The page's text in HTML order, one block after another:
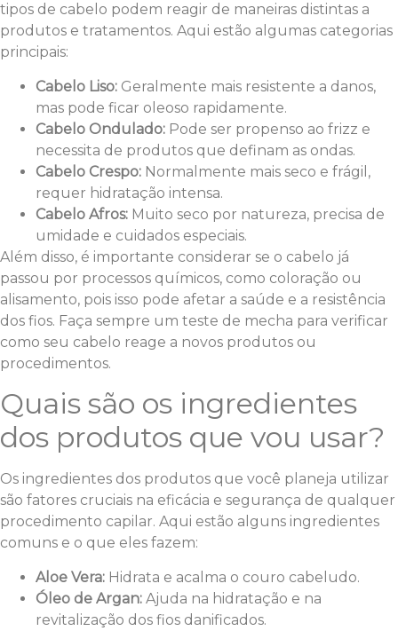
tipos de cabelo podem reagir de maneiras distintas a
produtos e tratamentos. Aqui estão algumas categorias
principais:
Cabelo Liso: Geralmente mais resistente a danos,
mas pode ficar oleoso rapidamente.
Cabelo Ondulado: Pode ser propenso ao frizz e
necessita de produtos que definam as ondas.
Cabelo Crespo: Normalmente mais seco e frágil,
requer hidratação intensa.
Cabelo Afros: Muito seco por natureza, precisa de
umidade e cuidados especiais.
Além disso, é importante considerar se o cabelo já
passou por processos químicos, como coloração ou
alisamento, pois isso pode afetar a saúde e a resistência
dos fios. Faça sempre um teste de mecha para verificar
como seu cabelo reage a novos produtos ou
procedimentos.
Quais são os ingredientes
dos produtos que vou usar?
Os ingredientes dos produtos que você planeja utilizar
são fatores cruciais na eficácia e segurança de qualquer
procedimento capilar. Aqui estão alguns ingredientes
comuns e o que eles fazem:
Aloe Vera: Hidrata e acalma o couro cabeludo.
Óleo de Argan: Ajuda na hidratação e na
revitalização dos fios danificados.